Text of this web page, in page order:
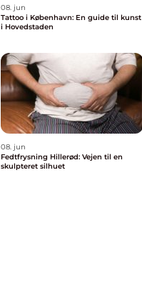
08. jun
Tattoo i København: En guide til kunst
i Hovedstaden
08. jun
Fedtfrysning Hillerød: Vejen til en
skulpteret silhuet